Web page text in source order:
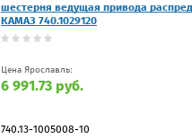
шестерня ведущая привода
КАМАЗ 740.1029120
Цена Ярославль:
6 991.73 руб.
740.13-1005008-10